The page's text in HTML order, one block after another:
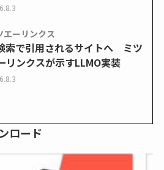
エーリンクス
索で引用されるサイトへ ミツ
リンクスが示すLLMO実装
ロード